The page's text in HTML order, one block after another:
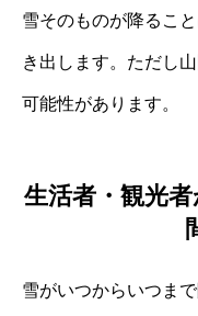
雪そのものが降るこ
き出します。ただし
可能性があります。
生活者・観光
雪がいつからいつま